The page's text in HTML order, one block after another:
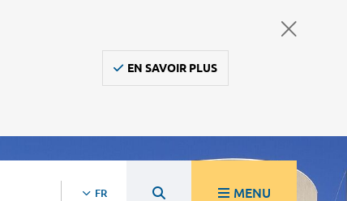
EN SAVOIR PLUS
FR MENU